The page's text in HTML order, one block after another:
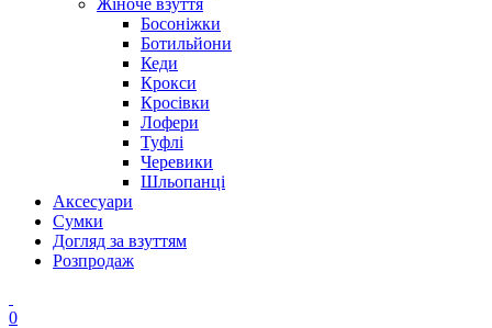
Жіноче взуття
Босоніжки
Ботильйони
Кеди
Крокси
Кросівки
Лофери
Туфлі
Черевики
Шльопанці
Аксесуари
Сумки
Догляд за взуттям
Розпродаж
0